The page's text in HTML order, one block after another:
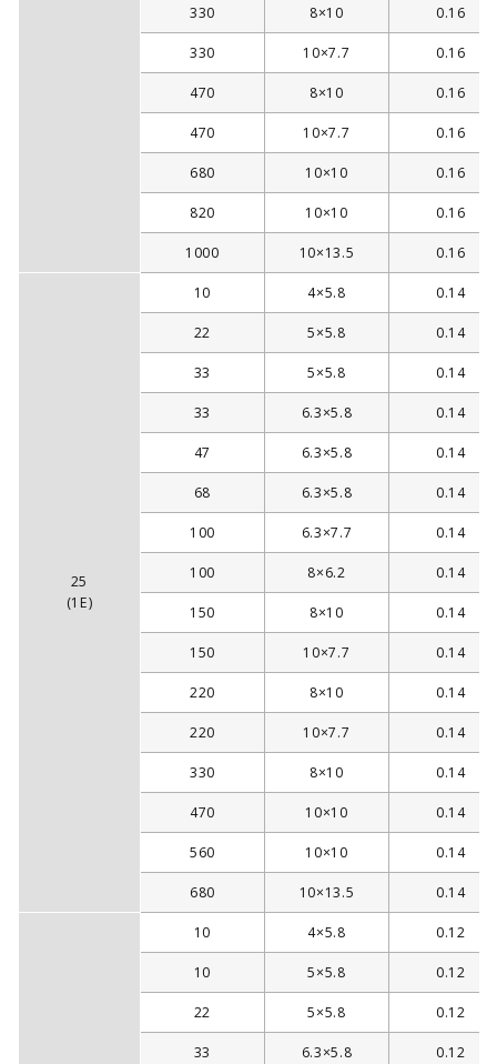
330 8×10 0.16
330 10×7.7 0.16
470 8×10 0.16
470 10×7.7 0.16
680 10×10 0.16
820 10×10 0.16
1000 10×13.5 0.16
25
(1E)
10 4×5.8 0.14
22 5×5.8 0.14
33 5×5.8 0.14
33 6.3×5.8 0.14
47 6.3×5.8 0.14
68 6.3×5.8 0.14
100 6.3×7.7 0.14
100 8×6.2 0.14
150 8×10 0.14
150 10×7.7 0.14
220 8×10 0.14
220 10×7.7 0.14
330 8×10 0.14
470 10×10 0.14
560 10×10 0.14
680 10×13.5 0.14
10 4×5.8 0.12
10 5×5.8 0.12
22 5×5.8 0.12
33 6.3×5.8 0.12